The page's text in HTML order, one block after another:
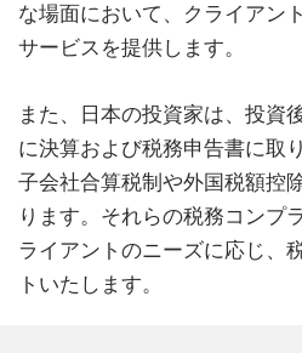
な場面において、クライアン
サービスを提供します。
また、日本の投資家は、投資
に決算および税務申告書に取
子会社合算税制や外国税額控
ります。それらの税務コンプ
ライアントのニーズに応じ、
トいたします。